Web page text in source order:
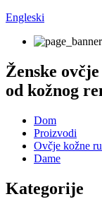
Engleski
Ženske
od kožnog
Dom
Proizvodi
Ovčje kožne
Dame
Kategorije